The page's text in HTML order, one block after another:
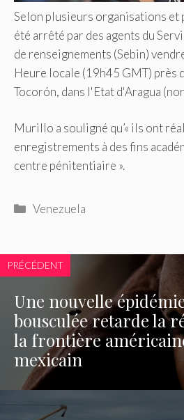
Selon plusieurs organisations et
été arrêté par des agents du
de renseignements (Sebin)
Heure locale (19h45 GMT) près
Tocorón, dans l'Etat d'Aragua
Murillo a souligné qu’« ils ont
enregistrements à des fins
centre pénitentiaire ».
Catégories
Venezuela
PRÉCÉDENT
Une nouvelle
bousculée retarde la
la frontière
mexicain